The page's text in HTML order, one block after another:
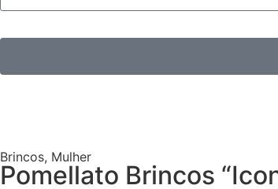
Brincos, Mulher
Pomellato Brincos